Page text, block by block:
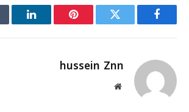
فيسبوك تويتر بينتيريستلينكدإن
hussein Znn
موقع